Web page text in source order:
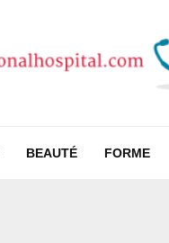
BEAUTÉ FORME